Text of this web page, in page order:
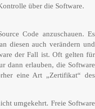
über die Software.
Code anzuschauen. Es
diesen auch verändern und
der Fall ist. Oft gelten für
dann erlauben, die Software
eine Art „Zertifikat“ des
umgekehrt. Freie Software